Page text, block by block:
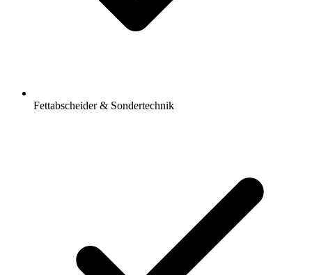
Fettabscheider & Sondertechnik